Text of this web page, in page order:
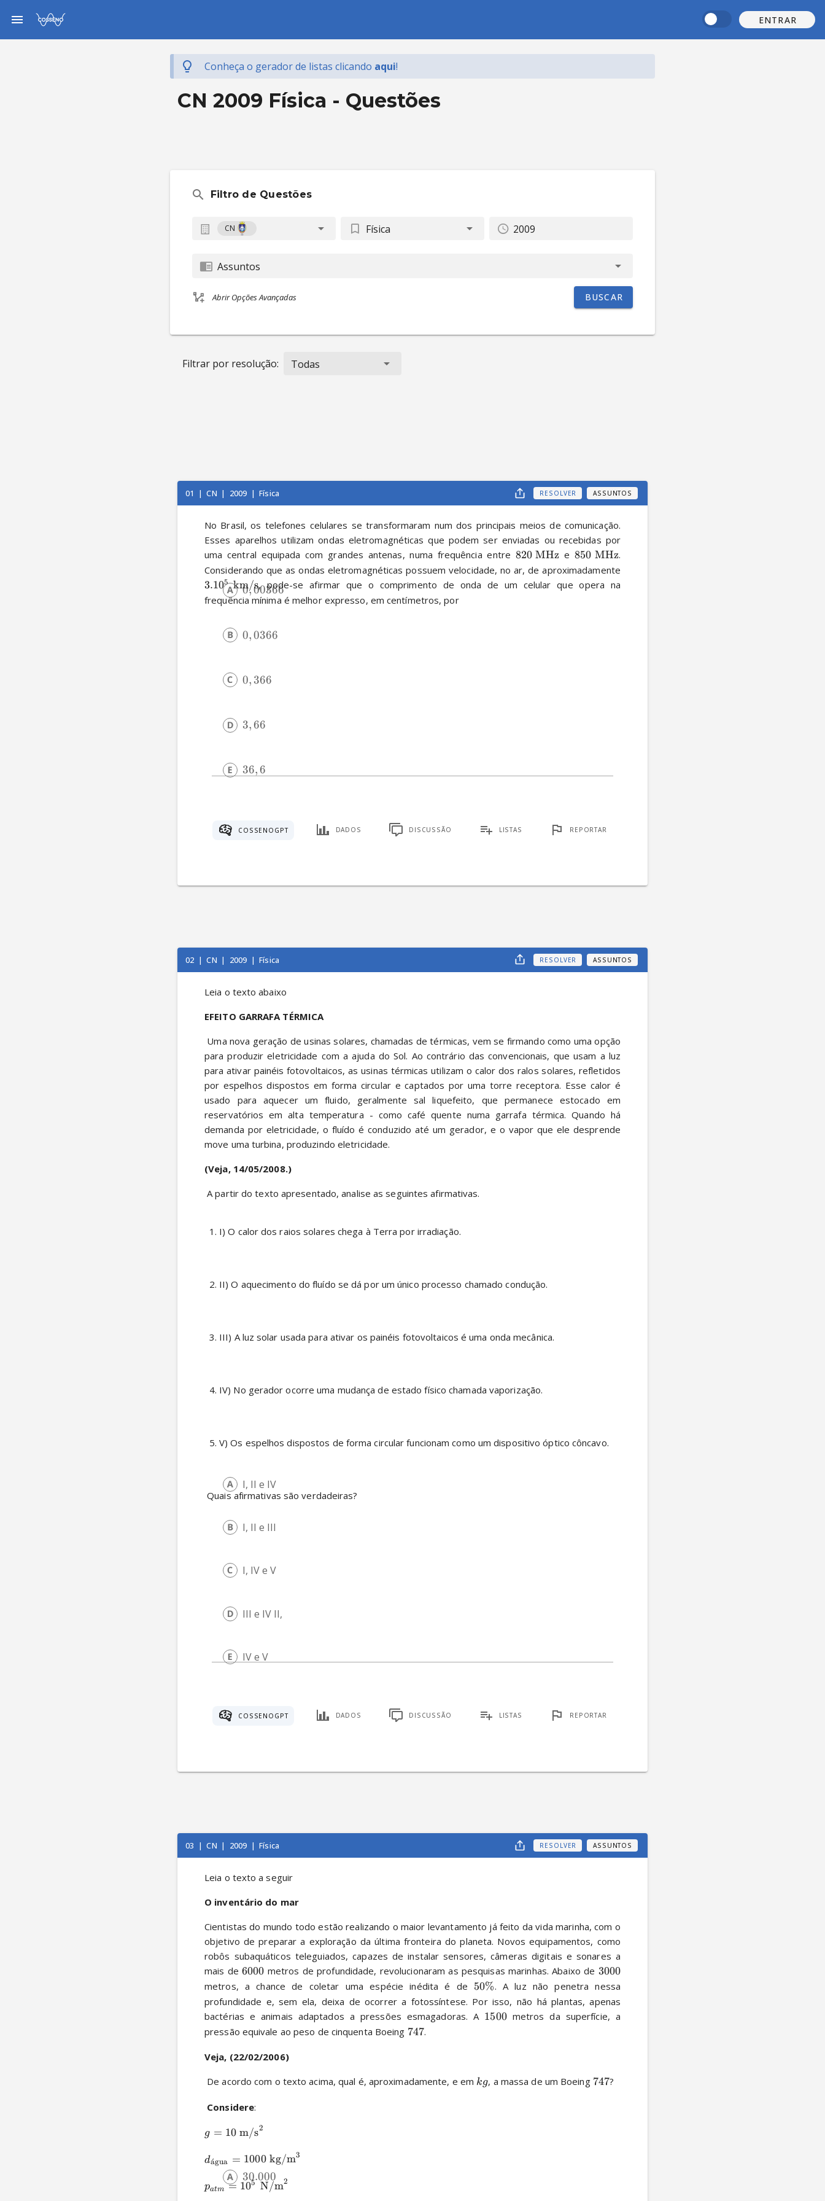
ENTRAR
Conheça o gerador de listas clicando aqui!
CN 2009 Física - Questões
Filtro de Questões
CN Física
Assuntos
Abrir Opções Avançadas BUSCAR
Filtrar por resolução: Todas
01 | CN | 2009 | Física RESOLVER ASSUNTOS
No Brasil, os telefones celulares se transformaram num dos principais meios de comunicação.
Esses aparelhos utilizam ondas eletromagnéticas que podem ser enviadas ou recebidas por
uma central equipada com grandes antenas, numa frequência entre 820 MHz e 850 MHz.
Considerando que as ondas eletromagnéticas possuem velocidade, no ar, de aproximadamente
3.105 km/s, pode-se afirmar que o comprimento de onda de um celular que opera na
frequência mínima é melhor expresso, em centímetros, por
0,00366
0,0366
0,366
3,66
36,6
COSSENOGPT DADOS DISCUSSÃO LISTAS REPORTAR
02 | CN | 2009 | Física RESOLVER ASSUNTOS
Leia o texto abaixo
EFEITO GARRAFA TÉRMICA
para produzir eletricidade com a ajuda do Sol. Ao contrário das convencionais, que usam a luz
para ativar painéis fotovoltaicos, as usinas térmicas utilizam o calor dos ralos solares, refletidos
por espelhos dispostos em forma circular e captados por uma torre receptora. Esse calor é
usado para aquecer um fluido, geralmente sal liquefeito, que permanece estocado em
reservatórios em alta temperatura - como café quente numa garrafa térmica. Quando há
demanda por eletricidade, o fluído é conduzido até um gerador, e o vapor que ele desprende
move uma turbina, produzindo eletricidade.
(Veja, 14/05/2008.)
A partir do texto apresentado, analise as seguintes afirmativas.
I) O calor dos raios solares chega à Terra por irradiação.
II) O aquecimento do fluído se dá por um único processo chamado condução.
III) A luz solar usada para ativar os painéis fotovoltaicos é uma onda mecânica.
IV) No gerador ocorre uma mudança de estado físico chamada vaporização.
V) Os espelhos dispostos de forma circular funcionam como um dispositivo óptico côncavo.
Quais afirmativas são verdadeiras?
I, II e IV
I, II e III
I, IV e V
III e IV II,
IV e V
COSSENOGPT DADOS DISCUSSÃO LISTAS REPORTAR
03 | CN | 2009 | Física RESOLVER ASSUNTOS
Leia o texto a seguir
O inventário do mar
Cientistas do mundo todo estão realizando o maior levantamento já feito da vida marinha, com o
objetivo de preparar a exploração da última fronteira do planeta. Novos equipamentos, como
robôs subaquáticos teleguiados, capazes de instalar sensores, câmeras digitais e sonares a
mais de 6000 metros de profundidade, revolucionaram as pesquisas marinhas. Abaixo de 3000
metros, a chance de coletar uma espécie inédita é de 50%. A luz não penetra nessa
profundidade e, sem ela, deixa de ocorrer a fotossíntese. Por isso, não há plantas, apenas
bactérias e animais adaptados a pressões esmagadoras. A 1500 metros da superfície, a
pressão equivale ao peso de cinquenta Boeing 747.
Veja, (22/02/2006)
De acordo com o texto acima, qual é, aproximadamente, e em kg, a massa de um Boeing 747?
Considere:
g = 10 m/s2
da
ˊgua = 1000 kg/m3
patm = 105 N/m2
30.000